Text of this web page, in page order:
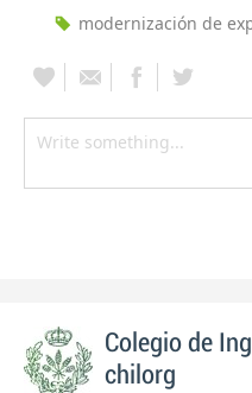
modernización de
Colegio de
chilorg